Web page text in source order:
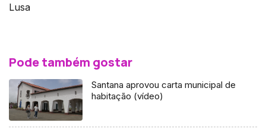
Lusa
Pode também gostar
Santana aprovou carta municipal de
habitação (vídeo)